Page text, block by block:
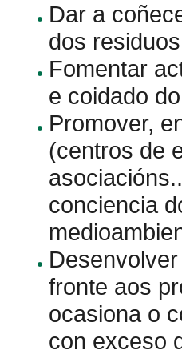
Dar a
dos
Fomentar
e coidado
Promover,
(centros de
conciencia
fronte aos
ocasiona o
con exceso